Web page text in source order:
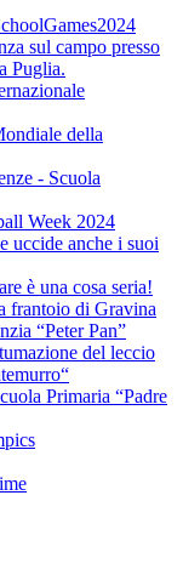
sul campo presso
Puglia.
della
- Scuola
Week 2024
uccide anche i suoi
è una cosa seria!
frantoio di Gravina
“Peter Pan”
del leccio
Primaria “Padre